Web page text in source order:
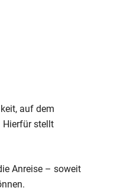
auf dem
Hierfür stellt
Anreise – soweit